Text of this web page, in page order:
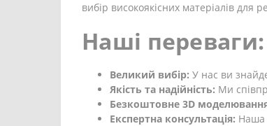
вибір високоякісних матеріалів для
Наші переваги:
Великий вибір: У нас ви
Якість та надійність: Ми
Безкоштовне 3D
Експертна консультація: Наша